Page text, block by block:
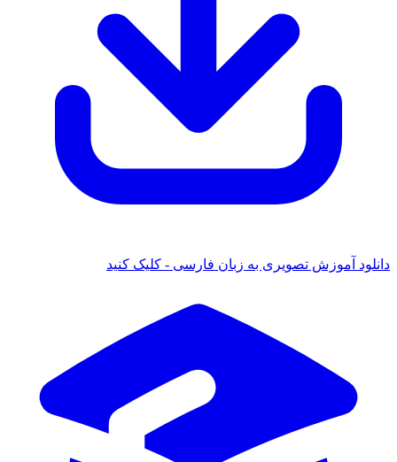
آموزش تصویری به زبان فارسی - کلیک کنید